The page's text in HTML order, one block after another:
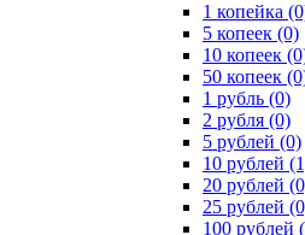
1 копейка
5 копеек (0)
10 копеек
50 копеек
1 рубль (0)
2 рубля (0)
5 рублей (0)
10 рублей
20 рублей
25 рублей
100 рублей